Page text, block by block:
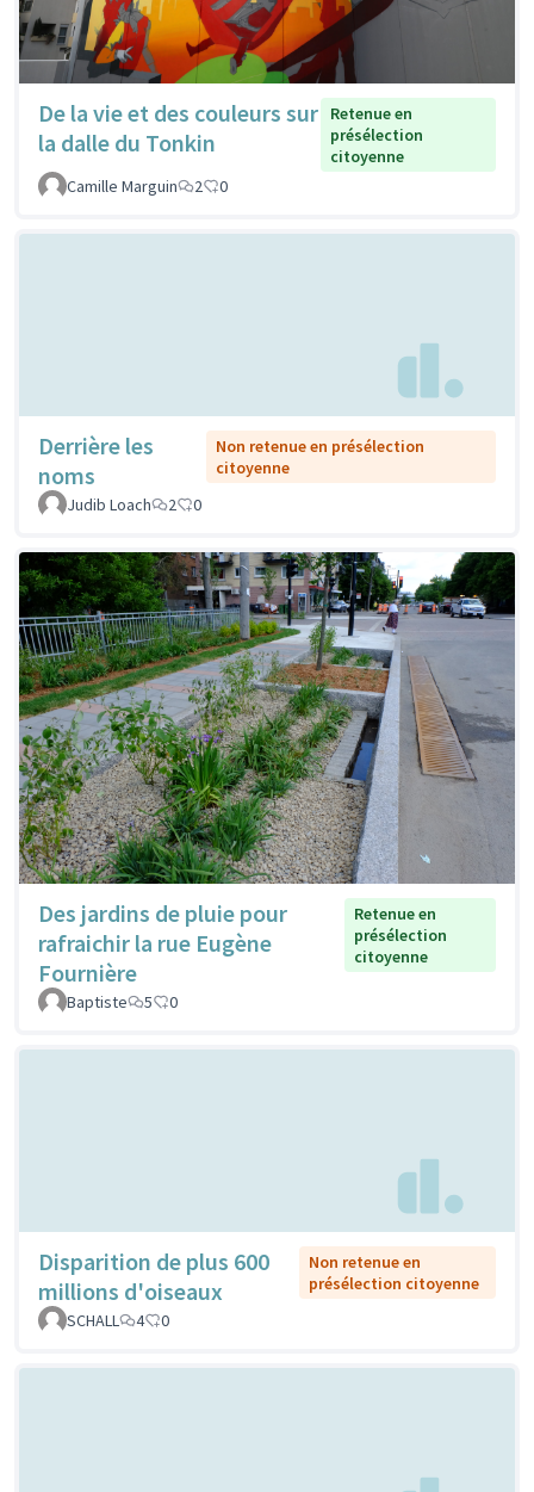
De la vie et des couleurs sur
la dalle du Tonkin
Retenue en
présélection
citoyenne
Camille Marguin
2 0
Derrière les
noms
Non retenue en présélection
citoyenne
Judib Loach
2 0
Des jardins de pluie pour
rafraichir la rue Eugène
Fournière
Retenue en
présélection
citoyenne
Baptiste 5 0
Disparition de plus 600
millions d'oiseaux
Non retenue en
présélection citoyenne
SCHALL
4 0